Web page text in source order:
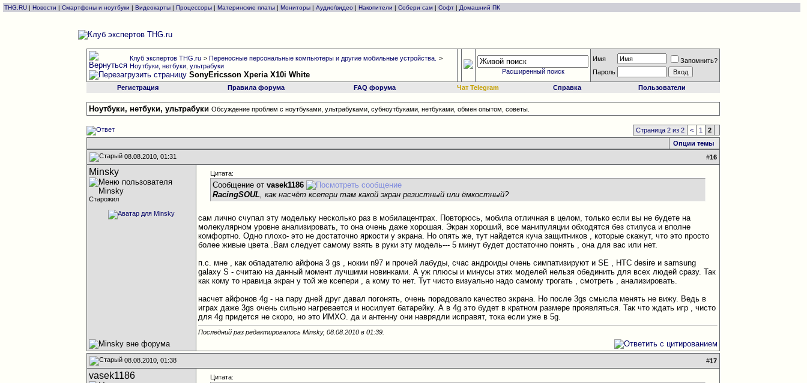
THG.RU | Новости | Смартфоны и ноутбуки | Видеокарты | Процессоры | Материнские платы | Мониторы | Аудио/видео | Накопители | Собери сам | Софт | Домашний ПК
Клуб экспертов THG.ru >Переносные персональные компьютеры и другие мобильные устройства.
>
Ноутбуки, нетбуки, ультрабуки
SonyEricsson Xperia X10i White Расширенный поиск
Имя
Запомнить?
Пароль
Регистрация Правила форума FAQ форума Чат Telegram Справка Пользователи
Ноутбуки, нетбуки, ультрабуки Обсуждение проблем с ноутбуками, ультрабуками, субноутбуками, нетбуками, обмен опытом, советы.
Страница 2 из 2 < 1
2
Опции темы
08.08.2010, 01:31
#16
Minsky
Старожил
Цитата:
Сообщение отvasek1186
RacingSOUL, как насчёт ксепери там какой экран резистный или ёмкостный?
сам лично счупал эту модельку несколько раз в мобилацентрах. Повторюсь, мобила отличная в целом, только если вы не будете на
молекулярном уровне анализировать, то она очень даже хорошая. Экран хороший, все манипуляции обходятся без стилуса и вполне
комфортно. Одно плохо- это не достаточно яркости у экрана. Но опять же, тут найдется куча защитников , которые скажут, что это просто
более живые цвета .Вам следует самому взять в руки эту модель--- 5 минут будет достаточно понять , она для вас или нет.
п.с. мне , как обладателю айфона 3 gs , нокии n97 и прочей лабуды, счас андроиды очень симпатизируют и SE , HTC desire и samsung
galaxy S - считаю на данный момент лучшими новинками. А уж плюсы и минусы этих моделей нельзя обединить для всех людей сразу. Так
как кому то нравица экран у той же ксепери , а кому то нет. Тут чисто визуально надо самому трогать , смотреть , анализировать.
насчет айфонов 4g - на пару дней друг давал погонять, очень порадовало качество экрана. Но после 3gs смысла менять не вижу. Ведь в
играх даже 3gs очень сильно нагревается и носилует батарейку. А в 4g это будет в кратном размере проявляться. Так что ждать игр , чисто
для 4g придется не скоро, но это ИМХО. да и антенну они наврядли исправят, тока если уже в 5g.
Последний раз редактировалось Minsky, 08.08.2010 в01:39
08.08.2010, 01:38 #17
vasek1186 Цитата: